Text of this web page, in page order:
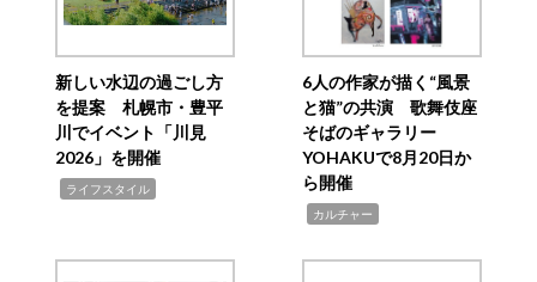
新しい水辺の過ごし方
を提案 札幌市・豊平
川でイベント「川見
2026」を開催
ライフスタイル
6人の作家が描く“風景
と猫”の共演 歌舞伎座
そばのギャラリー
YOHAKUで8月20日か
ら開催
カルチャー